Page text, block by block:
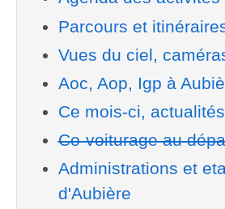
Parcours et
Vues du ciel,
Aoc, Aop, Igp à
Ce mois-ci,
Co-voiturage au
Administrations et
d'Aubière